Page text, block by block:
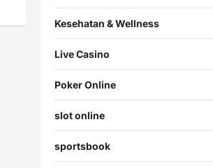
Kesehatan & Wellness
Live Casino
Poker Online
slot online
sportsbook